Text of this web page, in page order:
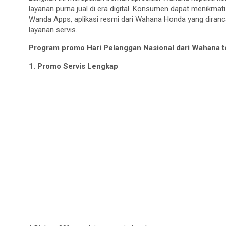
layanan purna jual di era digital. Konsumen dapat menikmati
Wanda Apps, aplikasi resmi dari Wahana Honda yang
layanan servis.
Program promo Hari Pelanggan Nasional dari Wahana
1. Promo Servis Lengkap